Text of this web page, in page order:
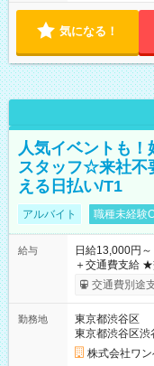
気になる！
人気イベントも！
スタッフ☆来社不
える日払い/T1
アルバイト 職種未経験
給与
日給13,000円～
＋交通費支給 ★交通費全額支給！ ┗案件により規定あり ★日払
いOK！（規定
ンビニATMから 日
交通費別途
勤務地
東京都渋谷区
東京都渋谷区渋
株式会社ワ